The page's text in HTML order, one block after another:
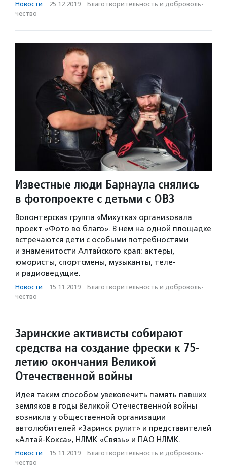
Новости · 25.12.2019 · Благотвори­тель­ность и доброволь­
чест­во
Известные люди Барнаула снялись
в фотопроекте с детьми с ОВЗ
Волонтерская группа «Михутка» организовала
проект «Фото во благо». В нем на одной площадке
встречаются дети с особыми потребностями
и знаменитости Алтайского края: актеры,
юмористы, спортсмены, музыканты, теле-
и радиоведущие.
Новости · 15.11.2019 · Благотвори­тель­ность и доброволь­
чест­во
Заринские активисты собирают
средства на создание фрески к 75-
летию окончания Великой
Отечественной войны
Идея таким способом увековечить память павших
земляков в годы Великой Отечественной войны
возникла у общественной организации
автолюбителей «Заринск рулит» и представителей
«Алтай-Кокса», НЛМК «Связь» и ПАО НЛМК.
Новости · 15.11.2019 · Благотвори­тель­ность и доброволь­
чест­во